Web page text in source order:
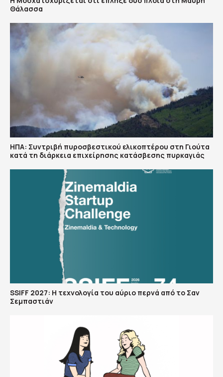
Θάλασσα
ΗΠΑ: Συντριβή πυροσβεστικού ελικοπτέρου στη Γιούτα
κατά τη διάρκεια επιχείρησης κατάσβεσης πυρκαγιάς
SSIFF 2027: Η τεχνολογία του αύριο περνά από το Σαν
Σεμπαστιάν